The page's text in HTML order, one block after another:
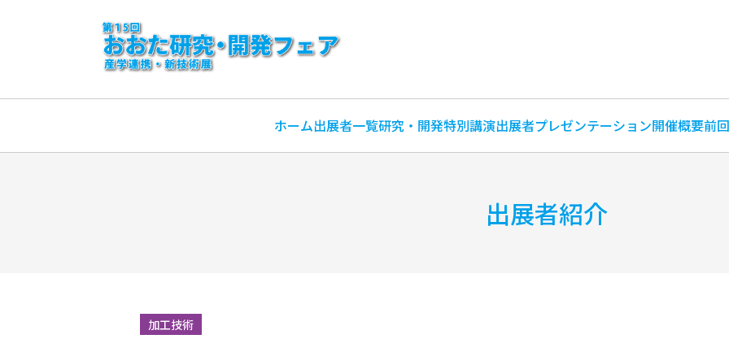
ホーム出展者一覧研究・開発特別講演出展者プレゼンテーション開催概要前
出展者紹介
加工技術